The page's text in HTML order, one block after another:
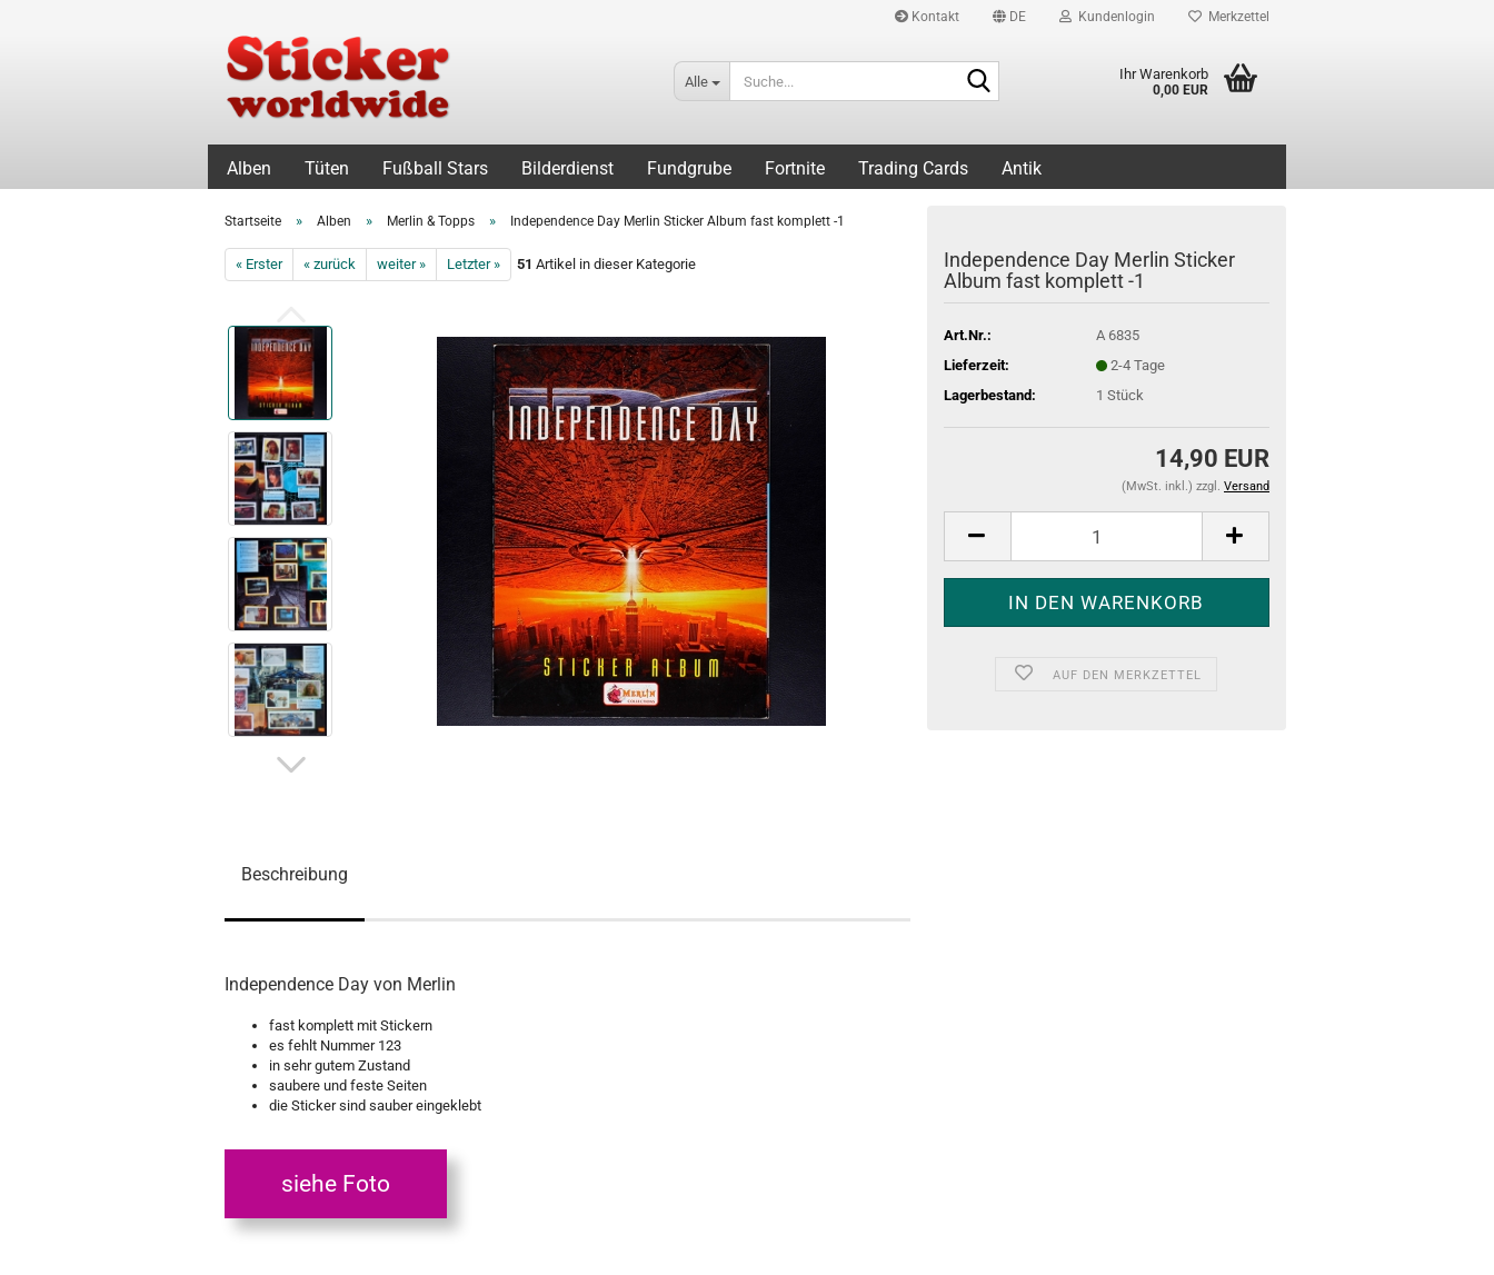
Kontakt DE Kundenlogin Merkzettel
Alle Ihr Warenkorb
0,00 EUR
Alben Tüten Fußball Stars Bilderdienst Fundgrube Fortnite Trading Cards Antik
Startseite » Alben » Merlin & Topps » Independence Day Merlin Sticker Album fast komplett -1
« Erster « zurück weiter » Letzter » 51 Artikel in dieser Kategorie
Independence Day Merlin Sticker
Album fast komplett -1
Art.Nr.:
A 6835
Lieferzeit:
2-4 Tage
Lagerbestand:
1 Stück
14,90 EUR
(MwSt. inkl.) zzgl. Versand
AUF DEN MERKZETTEL
Beschreibung
Independence Day von Merlin
fast komplett mit Stickern
es fehlt Nummer 123
in sehr gutem Zustand
saubere und feste Seiten
die Sticker sind sauber eingeklebt
siehe Foto